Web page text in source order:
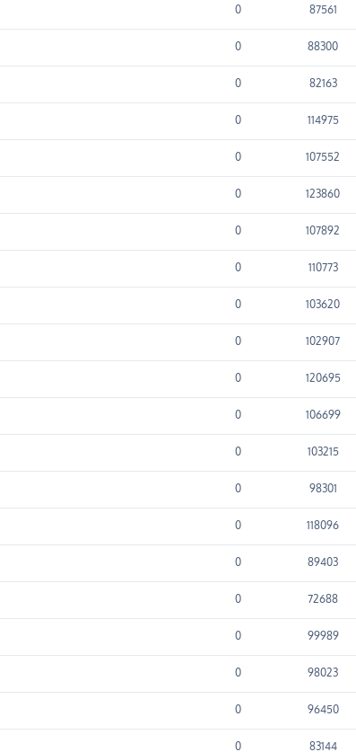
0 87561
0 88300
0 82163
0 114975
0 107552
0 123860
0 107892
0 110773
0 103620
0 102907
0 120695
0 106699
0 103215
0 98301
0 118096
0 89403
0 72688
0 99989
0 98023
0 96450
0 83144